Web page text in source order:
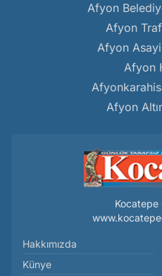
Afyon
Afyon
Afyon
Afyon
Afyon
Kocatepe
Hakkımızda
Künye